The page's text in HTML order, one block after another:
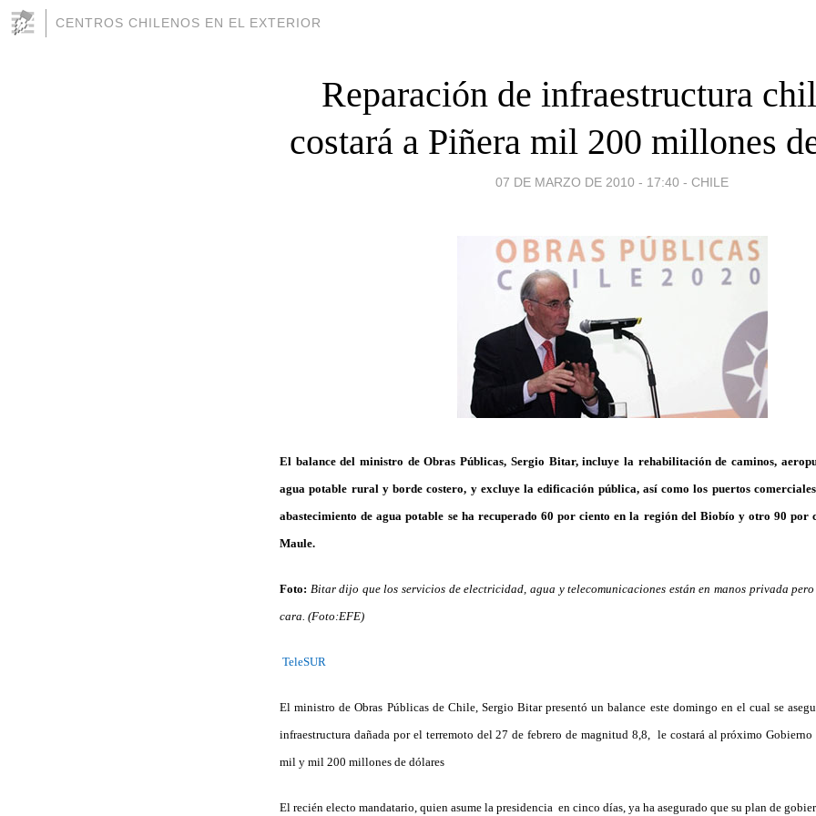
CENTROS CHILENOS EN EL EXTERIOR
Reparación de infraestructura
costará a Piñera mil 200 millones
07 DE MARZO DE 2010 - 17:40 - CHILE
El balance del ministro de Obras Públicas, Sergio Bitar, incluye la rehabilitación de caminos,
agua potable rural y borde costero, y excluye la edificación pública, así como los puertos
abastecimiento de agua potable se ha recuperado 60 por ciento en la región del Biobío y otro 90 por
Maule.
Foto: Bitar dijo que los servicios de electricidad, agua y telecomunicaciones están en manos privada
cara. (Foto:EFE)
TeleSUR
El ministro de Obras Públicas de Chile, Sergio Bitar presentó un balance este domingo en el cual se
infraestructura dañada por el terremoto del 27 de febrero de magnitud 8,8, le costará al próximo Gobierno
mil y mil 200 millones de dólares
El recién electo mandatario, quien asume la presidencia en cinco días, ya ha asegurado que su plan de